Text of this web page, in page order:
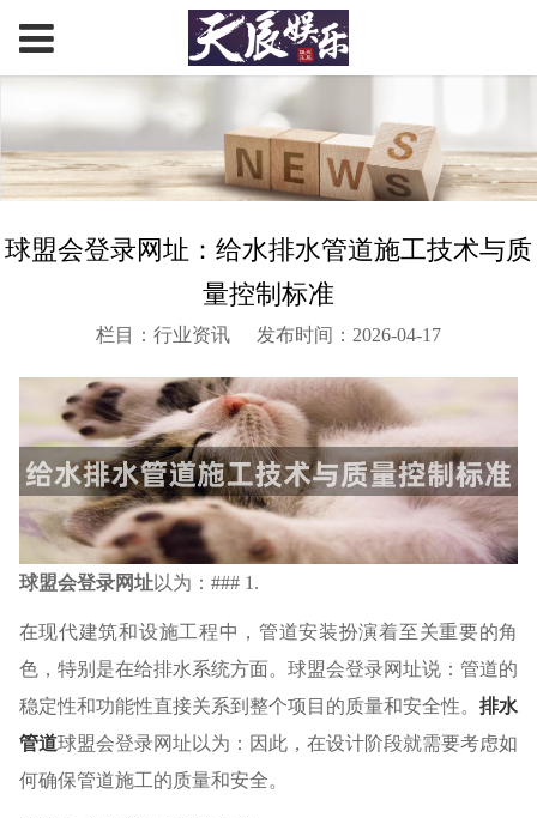
球盟会登录网址：给水排水管道施工技术与质
量控制标准
栏目：行业资讯 发布时间：2026-04-17
球盟会登录网址以为：### 1.
在现代建筑和设施工程中，管道安装扮演着至关重要的角
色，特别是在给排水系统方面。球盟会登录网址说：管道的
稳定性和功能性直接关系到整个项目的质量和安全性。排水
管道球盟会登录网址以为：因此，在设计阶段就需要考虑如
何确保管道施工的质量和安全。